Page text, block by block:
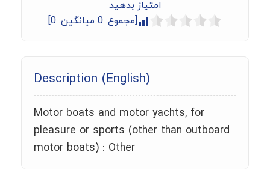
امتیاز بدهید
[مجموع: 0 میانگین: 0
]
Description (English)
Motor boats and motor yachts, for
pleasure or sports (other than outboard
motor boats) : Other